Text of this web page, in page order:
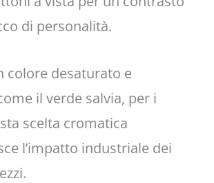
di personalità.
colore desaturato e
il verde salvia, per i
scelta cromatica
l’impatto industriale dei